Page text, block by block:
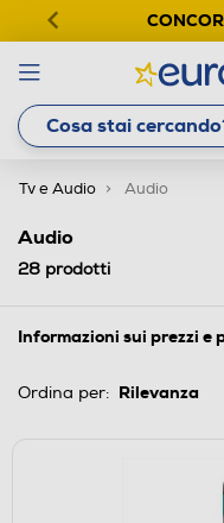
Tv e Audio Audio
Audio
28 prodotti
Informazioni sui prezzi e
Ordina per: